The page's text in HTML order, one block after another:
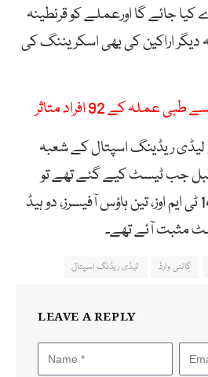
جائے گا اورعملے کو قرنطینہ
اراکین کی بھی اسکریننگ کی
عملہ کے 92 افراد متاثر
لیڈی ریڈینگ اسپتال کے شعبہ
جب ٹیسٹ کیے گئے تھے تو
ایک اسسٹنٹ پروفیسر، 14 ٹی ایم اوز، تین ہاؤس آفیسرز، دو ہیڈ
مثبت آئے تھے۔
گائنی وارڈ لیڈی ریڈنگ اسپتال
LEAVE A REPLY